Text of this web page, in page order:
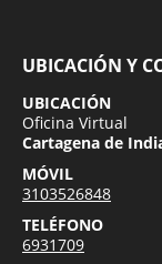
UBICACIÓN Y
UBICACIÓN
Oficina Virtual
Cartagena de
MÓVIL
3103526848
TELÉFONO
6931709